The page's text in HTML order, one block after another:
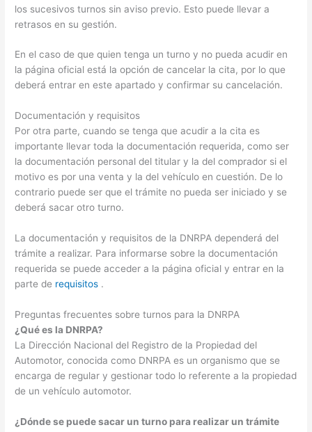
los sucesivos turnos sin aviso previo. Esto puede llevar a
retrasos en su gestión.
En el caso de que quien tenga un turno y no pueda acudir en
la página oficial está la opción de cancelar la cita, por lo que
deberá entrar en este apartado y confirmar su cancelación.
Documentación y requisitos
Por otra parte, cuando se tenga que acudir a la cita es
importante llevar toda la documentación requerida, como ser
la documentación personal del titular y la del comprador si el
motivo es por una venta y la del vehículo en cuestión. De lo
contrario puede ser que el trámite no pueda ser iniciado y se
deberá sacar otro turno.
La documentación y requisitos de la DNRPA dependerá del
trámite a realizar. Para informarse sobre la documentación
requerida se puede acceder a la página oficial y entrar en la
parte de requisitos .
Preguntas frecuentes sobre turnos para la DNRPA
¿Qué es la DNRPA?
La Dirección Nacional del Registro de la Propiedad del
Automotor, conocida como DNRPA es un organismo que se
encarga de regular y gestionar todo lo referente a la propiedad
de un vehículo automotor.
¿Dónde se puede sacar un turno para realizar un trámite